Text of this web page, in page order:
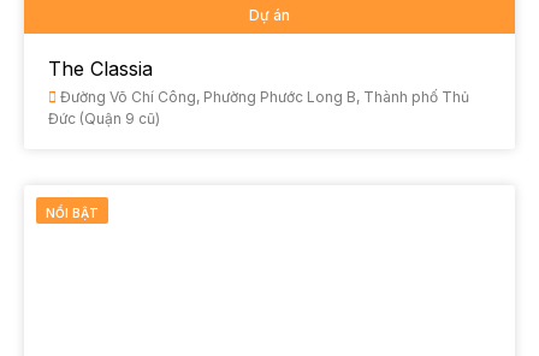
Dự án
The Classia
Đường Võ Chí Công, Phường Phước Long B, Thành phố Thủ
Đức (Quận 9 cũ)
NỔI BẬT